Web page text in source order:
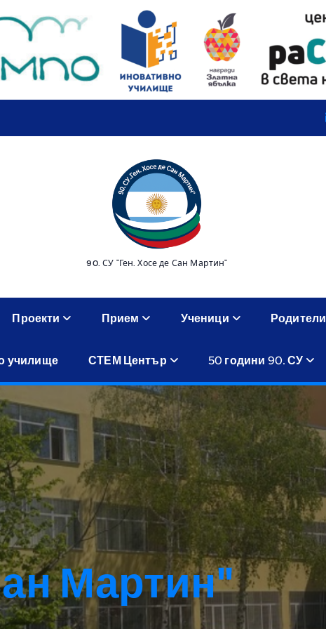
90. СУ "Ген. Хосе де Сан Мартин"
Проекти Прием Ученици Родители
училище СТЕМ Център 50 години 90. СУ
Мартин"